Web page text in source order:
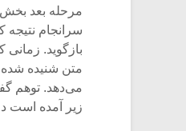
مرحله بعد بخش
سرانجام نتیجه
بازگوید.
متن شنیده شده
می‌دهد. توهم
زیر آمده است